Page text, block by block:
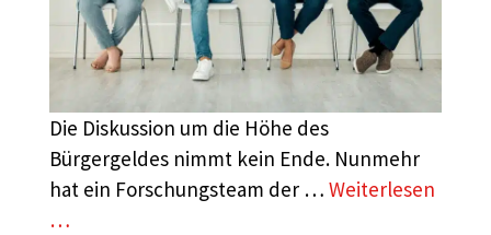
Die Diskussion um die Höhe des
Bürgergeldes nimmt kein Ende. Nunmehr
hat ein Forschungsteam der … Weiterlesen
…